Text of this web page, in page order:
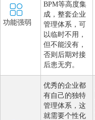
功能强弱
BPM等高度集
成，整套企业
管理体系，可
以临时不用，
但不能没有，
否则后期对接
后患无穷。
优秀的企业都
有自己的独特
管理体系，这
就需要个性化